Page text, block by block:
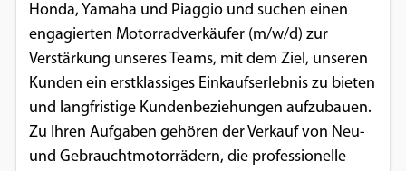
Honda, Yamaha und Piaggio und suchen einen
engagierten Motorradverkäufer (m/w/d) zur
Verstärkung unseres Teams, mit dem Ziel, unseren
Kunden ein erstklassiges Einkaufserlebnis zu bieten
und langfristige Kundenbeziehungen aufzubauen.
Zu Ihren Aufgaben gehören der Verkauf von Neu-
und Gebrauchtmotorrädern, die professionelle